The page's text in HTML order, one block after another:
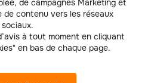
de campagnes Marketing et
de contenu vers les réseaux
sociaux.
à tout moment en cliquant
en bas de chaque page.
on réduire son coût ?